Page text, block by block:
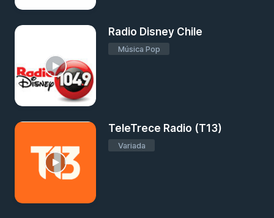
Radio Disney Chile
Música Pop
TeleTrece Radio (T13)
Variada